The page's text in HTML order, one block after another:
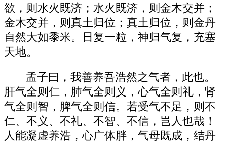
欲，则水火既济；水火既济，则金木交并；
金木交并，则真土归位；真土归位，则金丹
自然大如黍米。日复一粒，神归气复，充塞
天地。
孟子曰，我善养吾浩然之气者，此也。
肝气全则仁，肺气全则义，心气全则礼，肾
气全则智，脾气全则信。若受气不足，则不
仁、不义、不礼、不智、不信，岂人也哉！
人能凝虚养浩，心广体胖，气母既成，结丹